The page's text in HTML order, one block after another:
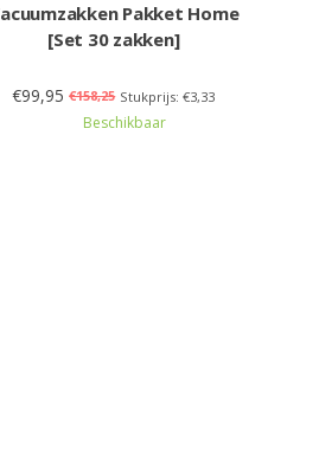
Pakket Home
[Set 30 zakken]
€99,95 €158,25 Stukprijs: €3,33
Beschikbaar